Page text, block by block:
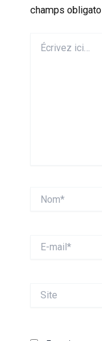
champs
ici…
mail*